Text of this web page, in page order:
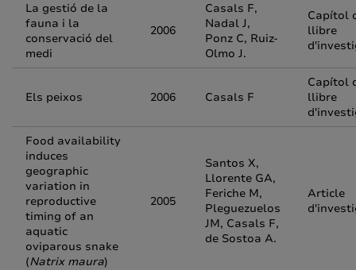
La gestió de la
fauna i la
conservació del
medi
2006
Casals F,
Nadal J,
Ponz C, Ruiz-
Olmo J.
Capítol
llibre
Els peixos 2006 Casals F
Capítol
llibre
Food availability
induces
geographic
variation in
reproductive
timing of an
aquatic
oviparous snake
(Natrix maura)
2005
Santos X,
Llorente GA,
Feriche M,
Pleguezuelos
JM, Casals F,
de Sostoa A.
Article